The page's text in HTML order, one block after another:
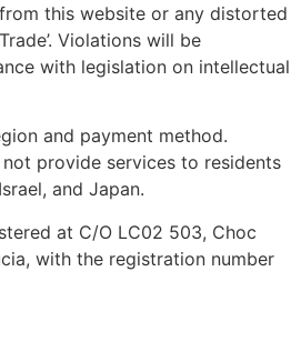
this website or any distorted
Violations will be
with legislation on intellectual
and payment method.
provide services to residents
and Japan.
at C/O LC02 503, Choc
with the registration number